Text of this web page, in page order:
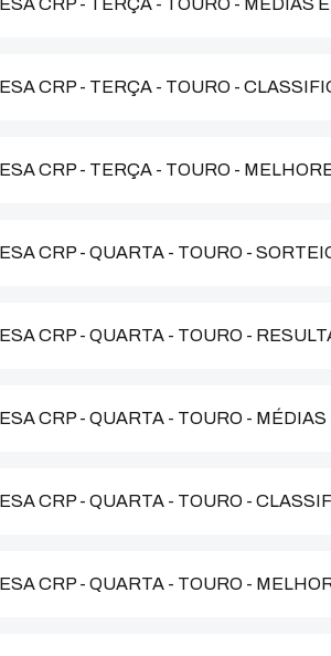
CRP - TERÇA - TOURO - MÉDIAS
CRP - TERÇA - TOURO -
CRP - TERÇA - TOURO -
CRP - QUARTA - TOURO -
CRP - QUARTA - TOURO -
CRP - QUARTA - TOURO -
CRP - QUARTA - TOURO -
CRP - QUARTA - TOURO -